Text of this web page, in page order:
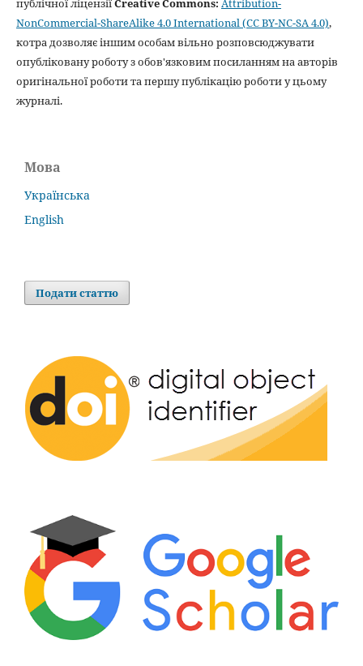
публічної ліцензіїCreative Commons: Attribution-
NonCommercial-ShareAlike 4.0 International (CC BY-NC-SA 4.0),
котра дозволяє іншим особам вільно розповсюджувати
опубліковану роботу з обов'язковим посиланням на авторів
оригінальної роботи та першу публікацію роботи у цьому
журналі.
Мова
Українська
English
Подати статтю